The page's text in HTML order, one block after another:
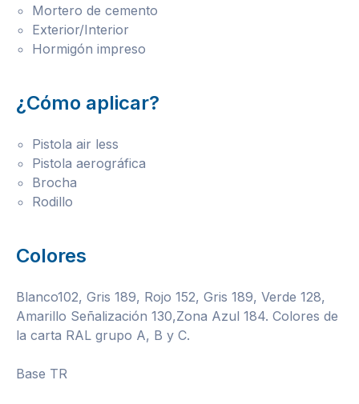
Mortero de cemento
Exterior/Interior
Hormigón impreso
¿Cómo aplicar?
Pistola air less
Pistola aerográfica
Brocha
Rodillo
Colores
Blanco102, Gris 189, Rojo 152, Gris 189, Verde 128,
Amarillo Señalización 130,Zona Azul 184. Colores de
la carta RAL grupo A, B y C.
Base TR